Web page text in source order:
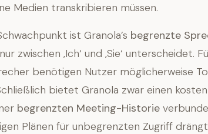
Medien transkribieren müssen.
ist Granola’s begrenzte
zwischen ‚Ich‘ und ‚Sie‘ unterscheidet.
benötigen Nutzer möglicherweise
bietet Granola zwar einen
begrenzten Meeting-Historie
Plänen für unbegrenzten Zugriff